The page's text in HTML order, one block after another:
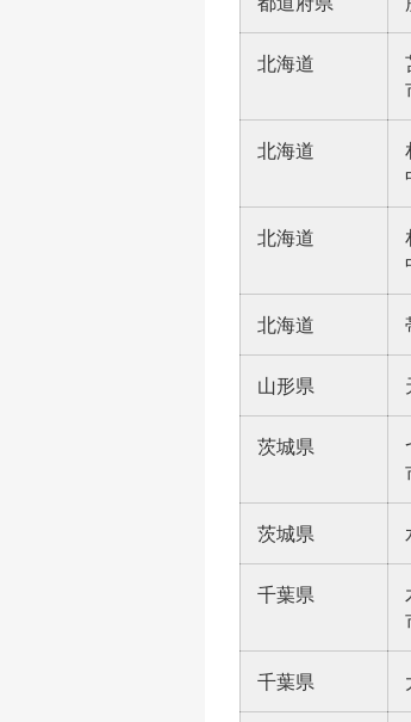
北海道
北海道
北海道
北海道
山形県
茨城県
茨城県
千葉県
千葉県